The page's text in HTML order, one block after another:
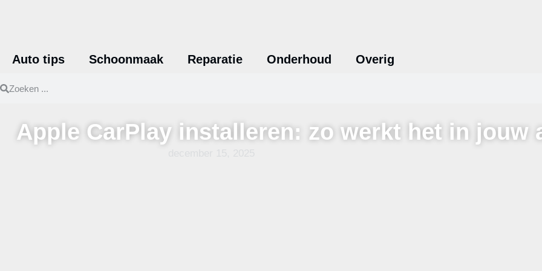
Auto tips Schoonmaak Reparatie Onderhoud Overig
Apple CarPlay installeren: zo werkt het in jouw